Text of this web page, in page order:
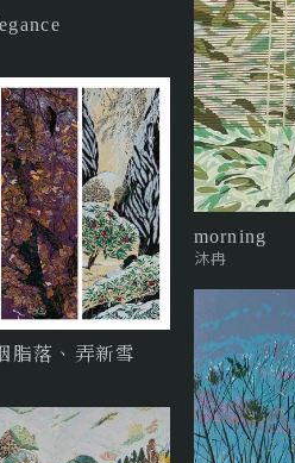
脂落、弄新雪
morning
沐冉